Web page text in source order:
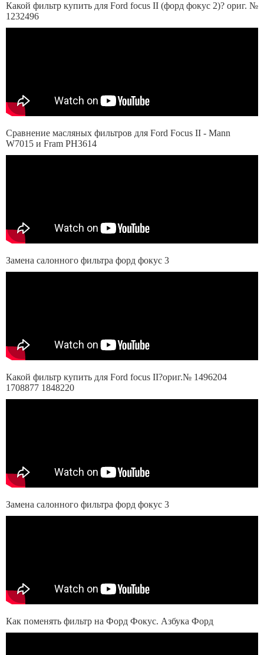
Какой фильтр купить для Ford focus II (форд фокус 2)? ориг. №
1232496
Сравнение масляных фильтров для Ford Focus II - Mann
W7015 и Fram PH3614
Замена салонного фильтра форд фокус 3
Какой фильтр купить для Ford focus II?ориг.№ 1496204
1708877 1848220
Замена салонного фильтра форд фокус 3
Как поменять фильтр на Форд Фокус. Азбука Форд